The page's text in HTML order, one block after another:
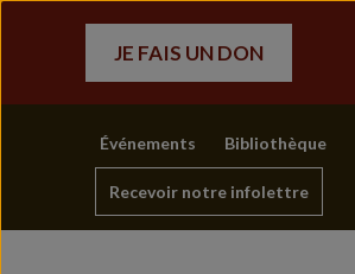
JE FAIS UN DON
Événements Bibliothèque
Recevoir notre infolettre